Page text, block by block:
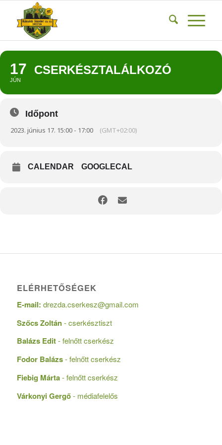
17
JÚN
CSERKÉSZTALÁLKOZÓ
Időpont
2023. június 17. 15:00 - 17:00 (GMT+02:00)
CALENDAR GOOGLECAL
ELÉRHETŐSÉGEK
E-mail: drezda.cserkesz@gmail.com
Szőcs Zoltán- cserkésztiszt
Balázs Edit- felnőtt cserkész
Fodor Balázs- felnőtt cserkész
Fiebig Márta- felnőtt cserkész
Várkonyi Gergő- médiafelelős